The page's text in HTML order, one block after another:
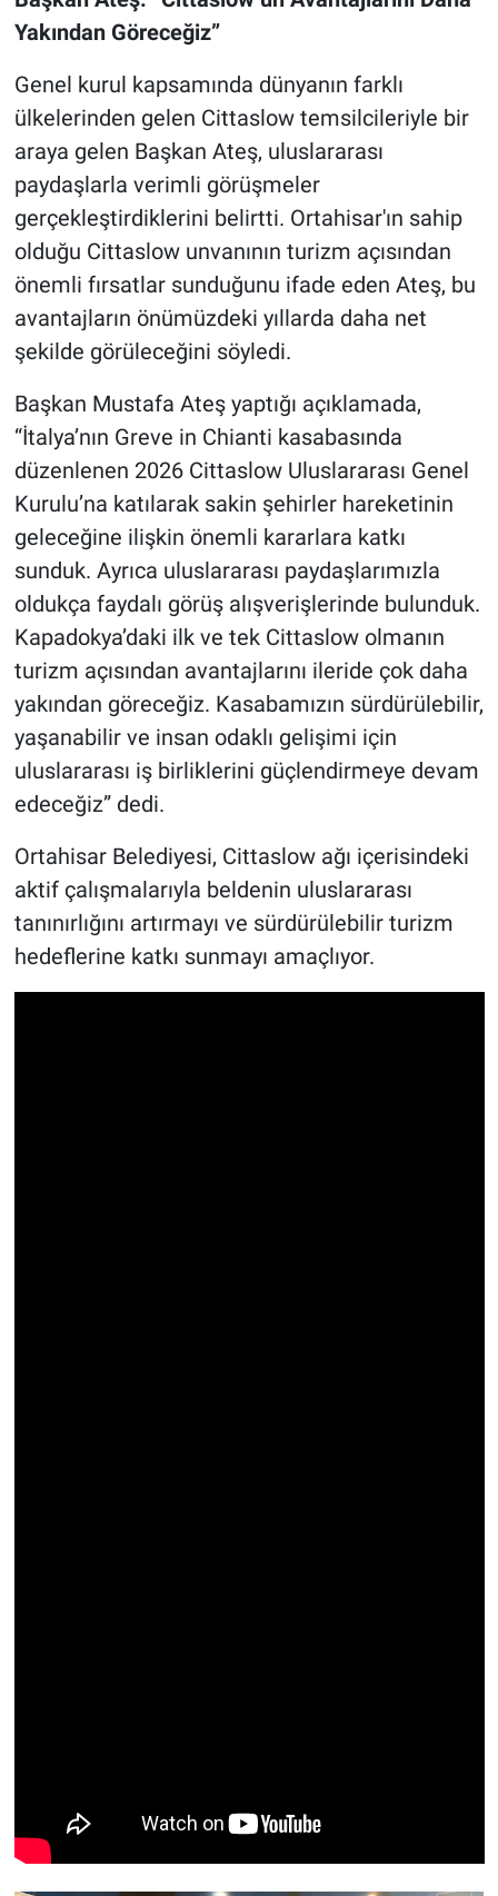
Yakından Göreceğiz”
Genel kurul kapsamında dünyanın farklı
ülkelerinden gelen Cittaslow temsilcileriyle bir
araya gelen Başkan Ateş, uluslararası
paydaşlarla verimli görüşmeler
gerçekleştirdiklerini belirtti. Ortahisar'ın sahip
olduğu Cittaslow unvanının turizm açısından
önemli fırsatlar sunduğunu ifade eden Ateş, bu
avantajların önümüzdeki yıllarda daha net
şekilde görüleceğini söyledi.
Başkan Mustafa Ateş yaptığı açıklamada,
“İtalya’nın Greve in Chianti kasabasında
düzenlenen 2026 Cittaslow Uluslararası Genel
Kurulu’na katılarak sakin şehirler hareketinin
geleceğine ilişkin önemli kararlara katkı
sunduk. Ayrıca uluslararası paydaşlarımızla
oldukça faydalı görüş alışverişlerinde bulunduk.
Kapadokya’daki ilk ve tek Cittaslow olmanın
turizm açısından avantajlarını ileride çok daha
yakından göreceğiz. Kasabamızın sürdürülebilir,
yaşanabilir ve insan odaklı gelişimi için
uluslararası iş birliklerini güçlendirmeye devam
edeceğiz” dedi.
Ortahisar Belediyesi, Cittaslow ağı içerisindeki
aktif çalışmalarıyla beldenin uluslararası
tanınırlığını artırmayı ve sürdürülebilir turizm
hedeflerine katkı sunmayı amaçlıyor.
Kültür - Sanat
Politika
Magazin
Çevre
Haberde İnsan